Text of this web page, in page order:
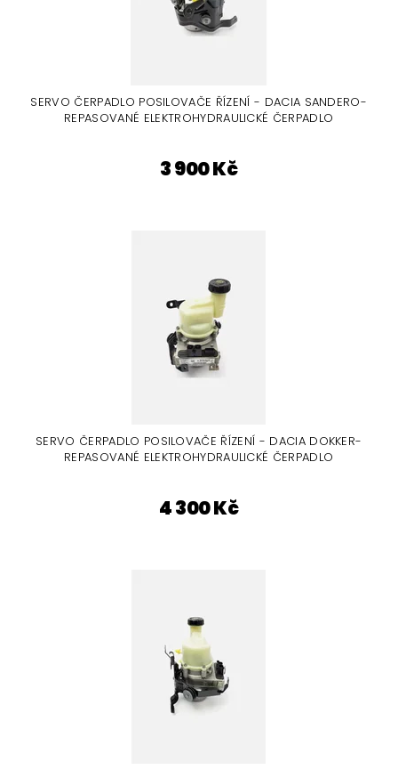
SERVO ČERPADLO POSILOVAČE ŘÍZENÍ - DACIA SANDERO-
REPASOVANÉ ELEKTROHYDRAULICKÉ ČERPADLO
3 900 Kč
SERVO ČERPADLO POSILOVAČE ŘÍZENÍ - DACIA DOKKER-
REPASOVANÉ ELEKTROHYDRAULICKÉ ČERPADLO
4 300 Kč